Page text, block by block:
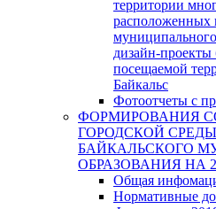
территории
расположенных
дизайн-проекты
посещаемой
Байкальс
Фотоотчеты с
ФОРМИРОВАНИЯ
ГОРОДСКОЙ
БАЙКАЛЬСКОГО
ОБРАЗОВАНИЯ НА
Общая
Нормативные